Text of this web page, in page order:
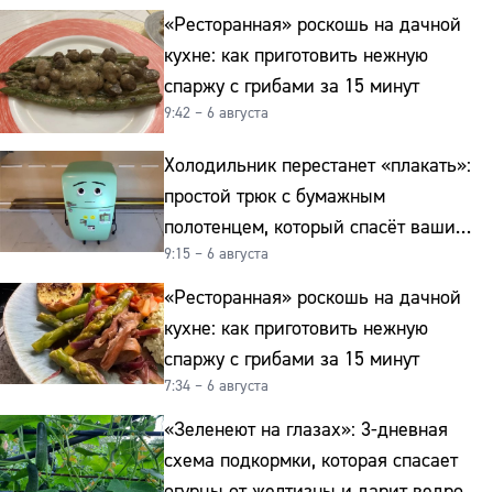
«Ресторанная» роскошь на дачной
кухне: как приготовить нежную
спаржу с грибами за 15 минут
9:42 – 6 августа
Холодильник перестанет «плакать»:
простой трюк с бумажным
полотенцем, который спасёт ваши
овощи от гнили
9:15 – 6 августа
«Ресторанная» роскошь на дачной
кухне: как приготовить нежную
спаржу с грибами за 15 минут
7:34 – 6 августа
«Зеленеют на глазах»: 3-дневная
схема подкормки, которая спасает